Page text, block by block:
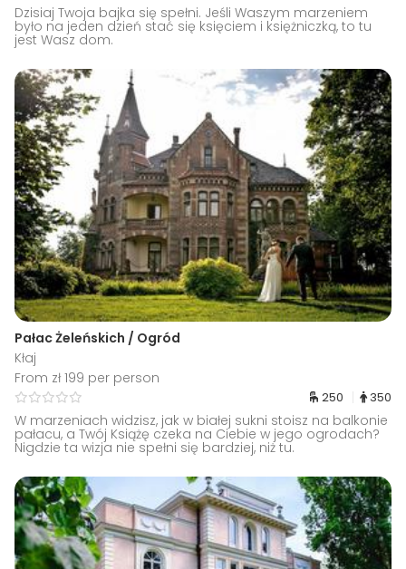
Dzisiaj Twoja bajka się spełni. Jeśli Waszym marzeniem
było na jeden dzień stać się księciem i księżniczką, to tu
jest Wasz dom.
Pałac Żeleńskich / Ogród
Kłaj
From zł 199 per person
250 350
W marzeniach widzisz, jak w białej sukni stoisz na balkonie
pałacu, a Twój Książę czeka na Ciebie w jego ogrodach?
Nigdzie ta wizja nie spełni się bardziej, niż tu.